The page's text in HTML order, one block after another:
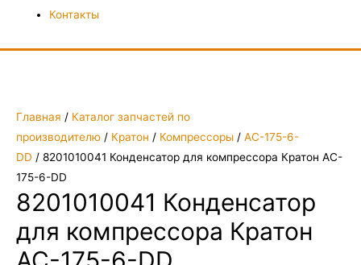
Контакты
Главная / Каталог запчастей по
производителю / Кратон / Компрессоры / AC-175-6-
DD / 8201010041 Конденсатор для компрессора Кратон AC-
175-6-DD
8201010041 Конденсатор
для компрессора Кратон